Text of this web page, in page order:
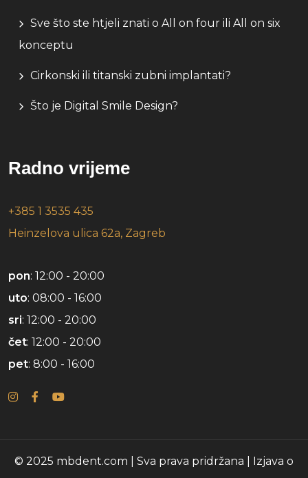
Sve što ste htjeli znati o All on four ili All on six
konceptu
Cirkonski ili titanski zubni implantati?
Što je Digital Smile Design?
Radno vrijeme
+385 1 3535 435
Heinzelova ulica 62a, Zagreb
pon: 12:00 - 20:00
uto: 08:00 - 16:00
sri: 12:00 - 20:00
čet: 12:00 - 20:00
pet: 8:00 - 16:00
© 2025 mbdent.com | Sva prava pridržana | Izjava o